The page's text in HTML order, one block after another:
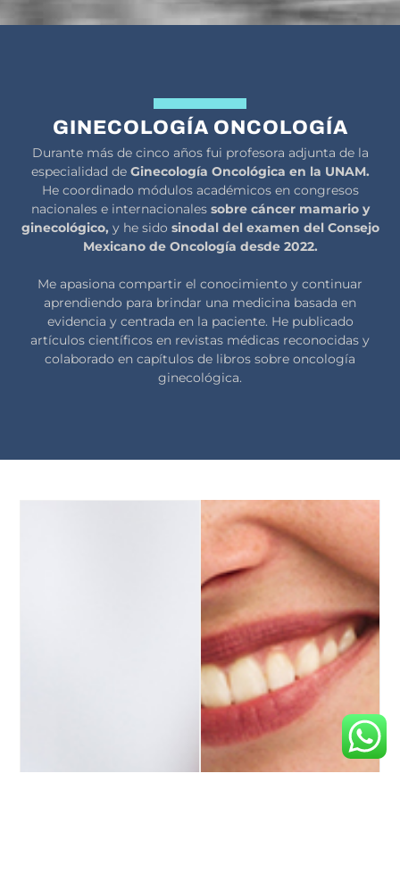
GINECOLOGÍA ONCOLOGÍA
Durante más de cinco años fui profesora adjunta de la
especialidad de Ginecología Oncológica en la UNAM.
He coordinado módulos académicos en congresos
nacionales e internacionales sobre cáncer mamario y
ginecológico, y he sido sinodal del examen del Consejo
Mexicano de Oncología desde 2022.
Me apasiona compartir el conocimiento y continuar
aprendiendo para brindar una medicina basada en
evidencia y centrada en la paciente. He publicado
artículos científicos en revistas médicas reconocidas y
colaborado en capítulos de libros sobre oncología
ginecológica.